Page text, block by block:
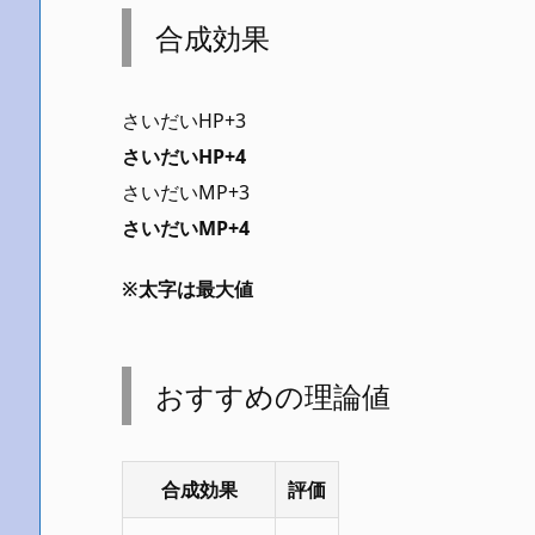
合成効果
さいだいHP+3
さいだいHP+4
さいだいMP+3
さいだいMP+4
※太字は最大値
おすすめの理論値
合成効果 評価